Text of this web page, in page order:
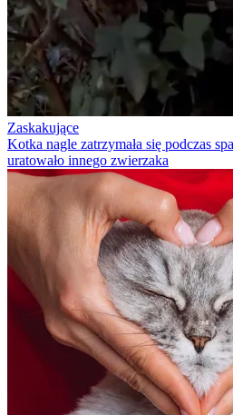
Zaskakujące
Kotka nagle zatrzymała się podczas
uratowało innego zwierzaka